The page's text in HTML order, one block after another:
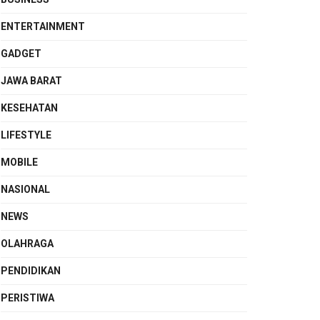
ENTERTAINMENT
GADGET
JAWA BARAT
KESEHATAN
LIFESTYLE
MOBILE
NASIONAL
NEWS
OLAHRAGA
PENDIDIKAN
PERISTIWA